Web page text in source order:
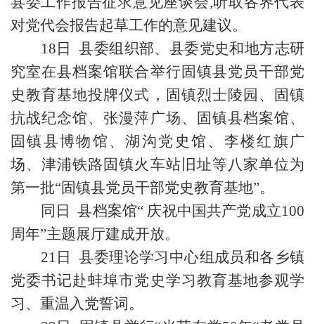
对党代会报告起草工作的意见建议。
18日 县委组织部、县委党史和地方志研
究室在县档案馆联合举行固镇县党员干部党
史教育基地投牌仪式，固镇烈士陵园、固镇
抗战纪念馆、张漫萍广场、固镇县档案馆、
固镇县博物馆、湖沟党史馆、李楼红旗广
场、津浦铁路固镇火车站旧址等八家单位为
第一批“固镇县党员干部党史教育基地”。
同日 县档案馆“ 庆祝中国共产党成立100
周年”主题展厅建成开放。
21日 县委理论学习中心组成员和各乡镇
党委书记赴蚌埠市党史学习教育基地参观学
习、重温入党誓词。